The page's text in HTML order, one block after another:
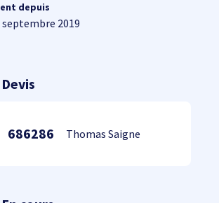
depuis
septembre 2019
Devis
686286 Thomas Saigne